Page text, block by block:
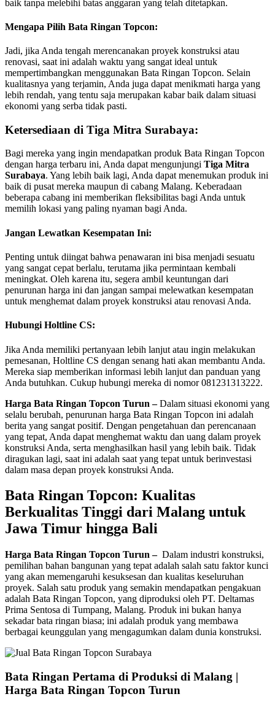
baik tanpa melebihi batas anggaran yang telah ditetapkan.
Mengapa Pilih Bata Ringan Topcon:
Jadi, jika Anda tengah merencanakan proyek konstruksi atau
renovasi, saat ini adalah waktu yang sangat ideal untuk
mempertimbangkan menggunakan Bata Ringan Topcon. Selain
kualitasnya yang terjamin, Anda juga dapat menikmati harga yang
lebih rendah, yang tentu saja merupakan kabar baik dalam situasi
ekonomi yang serba tidak pasti.
Ketersediaan di Tiga Mitra Surabaya:
Bagi mereka yang ingin mendapatkan produk Bata Ringan Topcon
dengan harga terbaru ini, Anda dapat mengunjungi Tiga Mitra
Surabaya. Yang lebih baik lagi, Anda dapat menemukan produk ini
baik di pusat mereka maupun di cabang Malang. Keberadaan
beberapa cabang ini memberikan fleksibilitas bagi Anda untuk
memilih lokasi yang paling nyaman bagi Anda.
Jangan Lewatkan Kesempatan Ini:
Penting untuk diingat bahwa penawaran ini bisa menjadi sesuatu
yang sangat cepat berlalu, terutama jika permintaan kembali
meningkat. Oleh karena itu, segera ambil keuntungan dari
penurunan harga ini dan jangan sampai melewatkan kesempatan
untuk menghemat dalam proyek konstruksi atau renovasi Anda.
Hubungi Holtline CS:
Jika Anda memiliki pertanyaan lebih lanjut atau ingin melakukan
pemesanan, Holtline CS dengan senang hati akan membantu Anda.
Mereka siap memberikan informasi lebih lanjut dan panduan yang
Anda butuhkan. Cukup hubungi mereka di nomor 081231313222.
Harga Bata Ringan Topcon Turun –Dalam situasi ekonomi yang
selalu berubah, penurunan harga Bata Ringan Topcon ini adalah
berita yang sangat positif. Dengan pengetahuan dan perencanaan
yang tepat, Anda dapat menghemat waktu dan uang dalam proyek
konstruksi Anda, serta menghasilkan hasil yang lebih baik. Tidak
diragukan lagi, saat ini adalah saat yang tepat untuk berinvestasi
dalam masa depan proyek konstruksi Anda.
Bata Ringan Topcon: Kualitas
Berkualitas Tinggi dari Malang untuk
Jawa Timur hingga Bali
Harga Bata Ringan Topcon Turun –Dalam industri konstruksi,
pemilihan bahan bangunan yang tepat adalah salah satu faktor kunci
yang akan memengaruhi kesuksesan dan kualitas keseluruhan
proyek. Salah satu produk yang semakin mendapatkan pengakuan
adalah Bata Ringan Topcon, yang diproduksi oleh PT. Deltamas
Prima Sentosa di Tumpang, Malang. Produk ini bukan hanya
sekadar bata ringan biasa; ini adalah produk yang membawa
berbagai keunggulan yang mengagumkan dalam dunia konstruksi.
Bata Ringan Pertama di Produksi di Malang |
Harga Bata Ringan Topcon Turun